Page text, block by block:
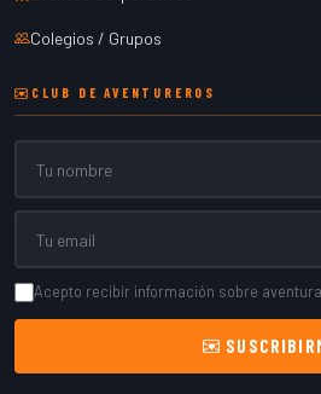
Colegios / Grupos
CLUB DE AVENTUREROS
Acepto recibir información sobre